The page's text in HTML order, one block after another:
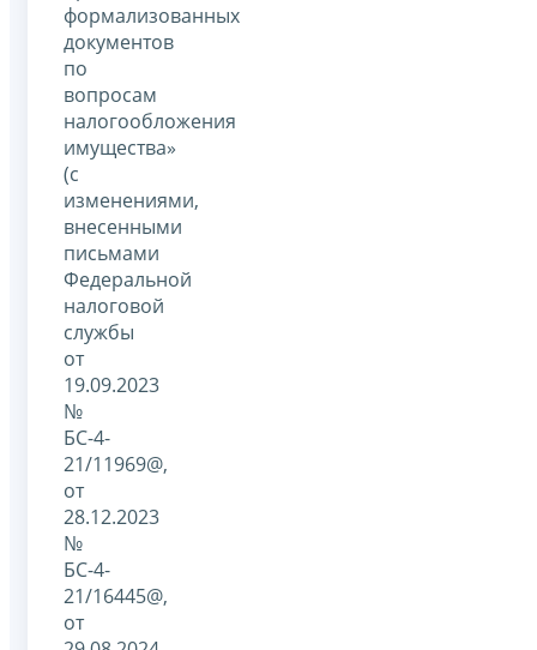
формализованных
документов
по
вопросам
налогообложения
имущества»
(с
изменениями,
внесенными
письмами
Федеральной
налоговой
службы
от
19.09.2023
№
БС-4-
21/11969@,
от
28.12.2023
№
БС-4-
21/16445@,
от